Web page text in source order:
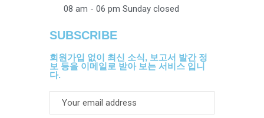
08 am - 06 pm Sunday closed
SUBSCRIBE
회원가입 없이 최신 소식, 보고서 발간 정
보 등을 이메일로 받아 보는 서비스 입니
다.